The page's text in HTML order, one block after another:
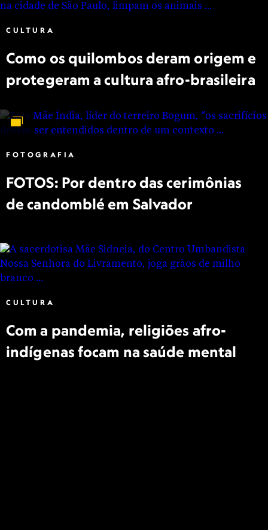
CULTURA
Como os quilombos deram origem e
protegeram a cultura afro-brasileira
FOTOGRAFIA
FOTOS: Por dentro das cerimônias
de candomblé em Salvador
CULTURA
Com a pandemia, religiões afro-
indígenas focam na saúde mental